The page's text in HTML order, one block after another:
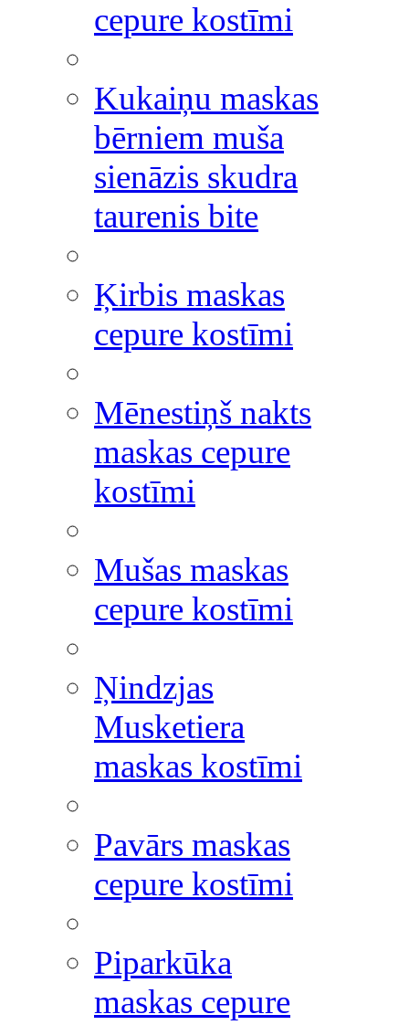
cepure kostīmi
Kukaiņu maskas
bērniem muša
sienāzis skudra
taurenis bite
Ķirbis maskas
cepure kostīmi
Mēnestiņš nakts
maskas cepure
kostīmi
Mušas maskas
cepure kostīmi
Ņindzjas
Musketiera
maskas kostīmi
Pavārs maskas
cepure kostīmi
Piparkūka
maskas cepure